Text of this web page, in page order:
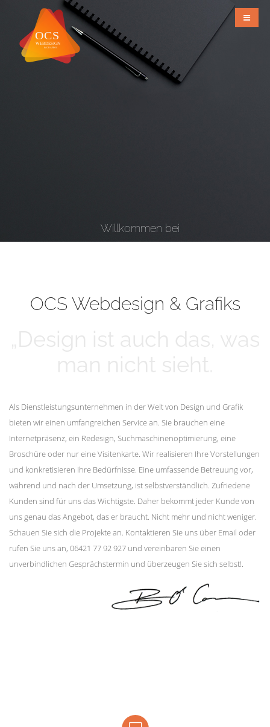
Willkommen bei
OCS Webdesign & Grafiks
Als Dienstleistungsunternehmen in der Welt von Design und Grafik
bieten wir einen umfangreichen Service an. Sie brauchen eine
Internetpräsenz, ein Redesign, Suchmaschinenoptimierung, eine
Broschüre oder nur eine Visitenkarte. Wir realisieren Ihre Vorstellungen
und konkretisieren Ihre Bedürfnisse. Eine umfassende Betreuung vor,
während und nach der Umsetzung, ist selbstverständlich. Zufriedene
Kunden sind für uns das Wichtigste. Daher bekommt jeder Kunde von
uns genau das Angebot, das er braucht. Nicht mehr und nicht weniger.
Schauen Sie sich die Projekte an. Kontaktieren Sie uns über Email oder
rufen Sie uns an, 06421 77 92 927 und vereinbaren Sie einen
unverbindlichen Gesprächstermin und überzeugen Sie sich selbst!.